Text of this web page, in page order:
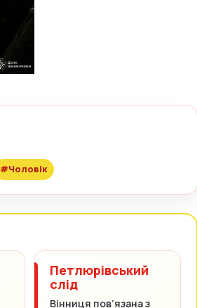
#Чоловік
Петлюрівський
слід
Вінниця пов’язана з